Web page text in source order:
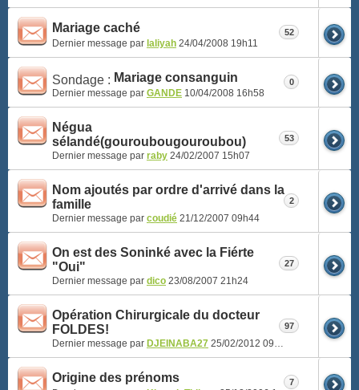
Mariage caché
Dernier message par laliyah 24/04/2008 19h11
52
Sondage : Mariage consanguin
Dernier message par GANDE 10/04/2008 16h58
0
Négua
sélandé(gouroubougouroubou)
Dernier message par raby 24/02/2007 15h07
53
Nom ajoutés par ordre d'arrivé dans la
famille
Dernier message par coudié 21/12/2007 09h44
2
On est des Soninké avec la Fiérte
"Oui"
Dernier message par dico 23/08/2007 21h24
27
Opération Chirurgicale du docteur
FOLDES!
Dernier message par DJEINABA27 25/02/2012 09h49
97
Origine des prénoms 7